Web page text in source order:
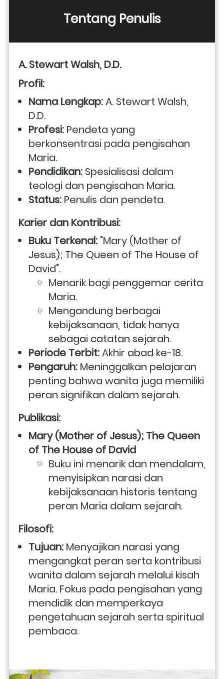
Tentang Penulis
A. Stewart Walsh, D.D.
Profil:
Nama Lengkap: A. Stewart Walsh,
D.D.
Profesi: Pendeta yang
berkonsentrasi pada pengisahan
Maria.
Pendidikan: Spesialisasi dalam
teologi dan pengisahan Maria.
Status: Penulis dan pendeta.
Karier dan Kontribusi:
Buku Terkenal: "Mary (Mother of
Jesus); The Queen of The House of
David".
Menarik bagi penggemar cerita
Maria.
Mengandung berbagai
kebijaksanaan, tidak hanya
sebagai catatan sejarah.
Periode Terbit: Akhir abad ke-18.
Pengaruh: Meninggalkan pelajaran
penting bahwa wanita juga memiliki
peran signifikan dalam sejarah.
Publikasi:
Mary (Mother of Jesus); The Queen
of The House of David
Buku ini menarik dan mendalam,
menyisipkan narasi dan
kebijaksanaan historis tentang
peran Maria dalam sejarah.
Filosofi:
Tujuan: Menyajikan narasi yang
mengangkat peran serta kontribusi
wanita dalam sejarah melalui kisah
Maria. Fokus pada pengisahan yang
mendidik dan memperkaya
pengetahuan sejarah serta spiritual
pembaca.